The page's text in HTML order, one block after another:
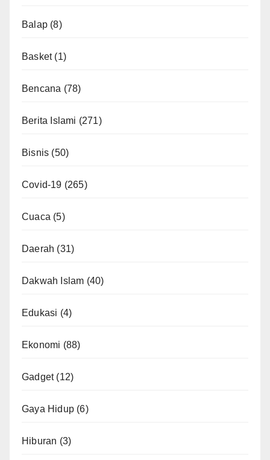
Balap (8)
Basket(1)
Bencana (78)
Berita Islami (271)
Bisnis (50)
Covid-19 (265)
Cuaca (5)
Daerah (31)
Dakwah Islam (40)
Edukasi (4)
Ekonomi (88)
Gadget(12)
Gaya Hidup (6)
Hiburan (3)